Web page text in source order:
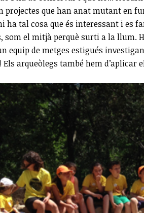
projectes que han anat mutant en
ha tal cosa que és interessant i es
som el mitjà perquè surti a la llum.
equip de metges estigués
arqueòlegs també hem